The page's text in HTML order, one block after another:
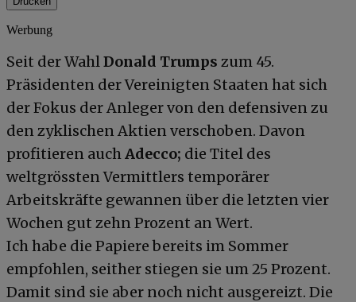
Werbung
Seit der WahlDonald Trumps zum 45.
Präsidenten der Vereinigten Staaten hat sich
der Fokus der Anleger von den defensiven zu
den zyklischen Aktien verschoben. Davon
profitieren auchAdecco; die Titel des
weltgrössten Vermittlers temporärer
Arbeitskräfte gewannen über die letzten vier
Wochen gut zehn Prozent an Wert.
Ich habe die Papiere bereits im Sommer
empfohlen, seither stiegen sie um 25 Prozent.
Damit sind sie aber noch nicht ausgereizt. Die